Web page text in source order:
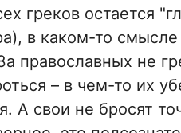
греков остается
в каком-то
православных не
– в чем-то их
А свои не бросят